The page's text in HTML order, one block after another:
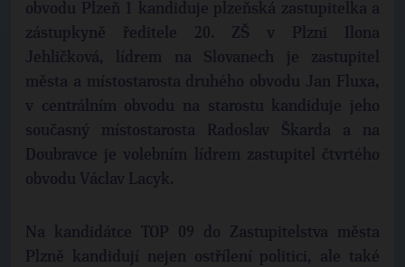
obvodu Plzeň 1 kandiduje plzeňská zastupitelka a
zástupkyně ředitele 20. ZŠ v Plzni Ilona
Jehličková, lídrem na Slovanech je zastupitel
města a místostarosta druhého obvodu Jan Fluxa,
v centrálním obvodu na starostu kandiduje jeho
současný místostarosta Radoslav Škarda a na
Doubravce je volebním lídrem zastupitel čtvrtého
obvodu Václav Lacyk.
Na kandidátce TOP 09 do Zastupitelstva města
Plzně kandidují nejen ostřílení politici, ale také